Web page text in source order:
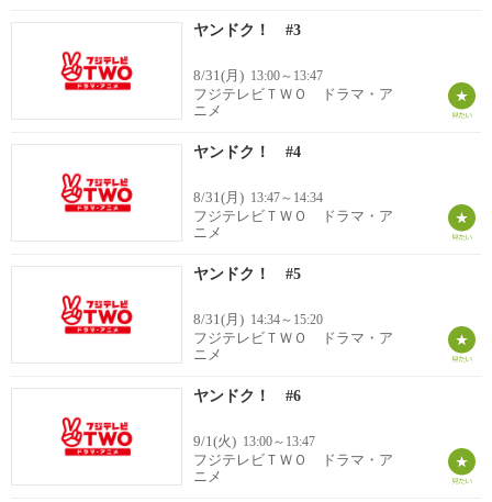
ヤンドク！ #3
8/31(月) 13:00～13:47
フジテレビＴＷＯ ドラマ・ア
ニメ
ヤンドク！ #4
8/31(月) 13:47～14:34
フジテレビＴＷＯ ドラマ・ア
ニメ
ヤンドク！ #5
8/31(月) 14:34～15:20
フジテレビＴＷＯ ドラマ・ア
ニメ
ヤンドク！ #6
9/1(火) 13:00～13:47
フジテレビＴＷＯ ドラマ・ア
ニメ